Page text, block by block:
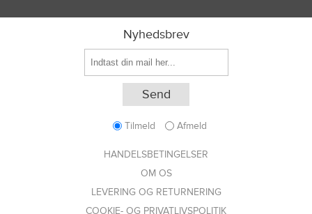
Nyhedsbrev
Tilmeld Afmeld
HANDELSBETINGELSER
OM OS
LEVERING OG RETURNERING
COOKIE- OG PRIVATLIVSPOLITIK